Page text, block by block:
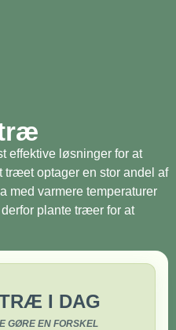
effektive løsninger for at
træet optager en stor andel af
med varmere temperaturer
plante træer for at
I DAG
GØRE EN FORSKEL